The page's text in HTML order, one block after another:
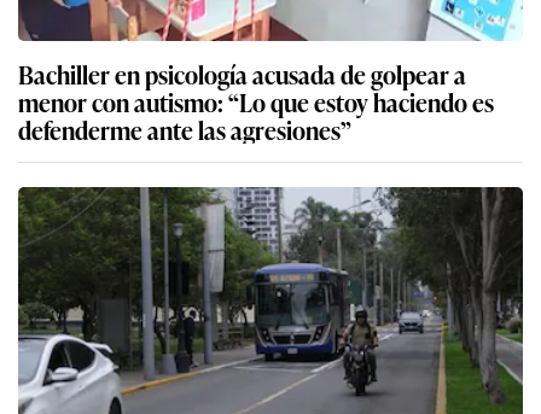
Bachiller en psicología acusada de golpear a
menor con autismo: “Lo que estoy haciendo es
defenderme ante las agresiones”